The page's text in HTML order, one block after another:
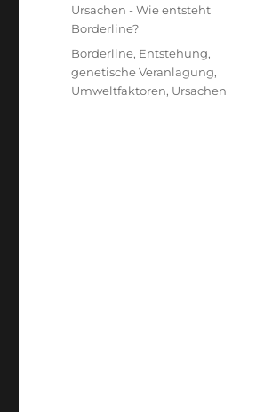
Kategorien
Ursachen - Wie entsteht
Borderline?
Schlagwörter
Borderline, Entstehung,
genetische Veranlagung,
Umweltfaktoren, Ursachen